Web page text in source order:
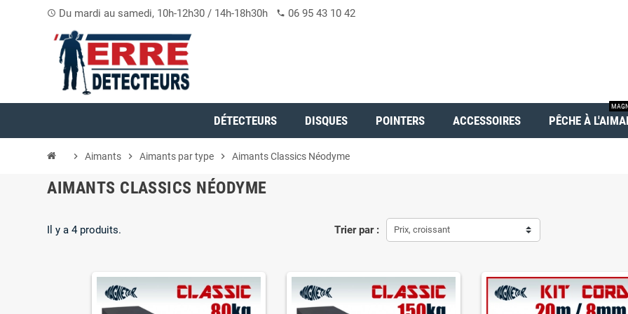
access_time Du mardi au samedi, 10h-12h30 / 14h-18h30h phone 06 95 43 10 42
DÉTECTEURS DISQUES POINTERS ACCESSOIRES PÊCHE À
chevron_right Aimants chevron_right Aimants par type chevron_right Aimants Classics Néodyme
AIMANTS CLASSICS NÉODYME
Trier par : Prix, croissant
Il y a 4 produits.